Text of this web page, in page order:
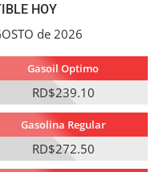
HOY
de 2026
Gasoil Optimo
RD$239.10
Gasolina Regular
RD$272.50